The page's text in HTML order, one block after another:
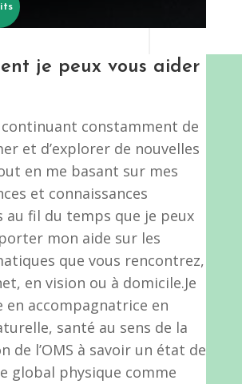
je peux vous aider
continuant constamment de
et d’explorer de nouvelles
en me basant sur mes
et connaissances
au fil du temps que je peux
mon aide sur les
que vous rencontrez,
en vision ou à domicile.Je
en accompagnatrice en
santé au sens de la
de l’OMS à savoir un état de
global physique comme